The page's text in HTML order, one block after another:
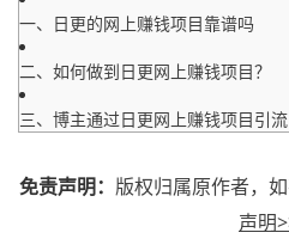
一、日更的网上赚钱项目靠谱吗
二、如何做到日更网上赚钱项目？
三、博主通过日更网上赚钱项目引流
免责声明： 版权归属原作者，
声明